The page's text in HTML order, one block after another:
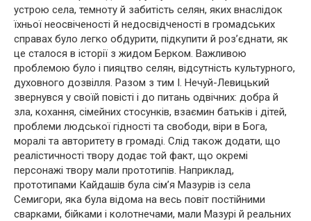
устрою села, темноту й забитість селян, яких внаслідок
їхньої неосвіченості й недосвідченості в громадських
справах було легко обдурити, підкупити й роз’єднати, як
це сталося в історії з жидом Берком. Важливою
проблемою було і пияцтво селян, відсутність культурного,
духовного дозвілля. Разом з тим І. Нечуй-Левицький
звернувся у своїй повісті і до питань одвічних: добра й
зла, кохання, сімейних стосунків, взаємин батьків і дітей,
проблеми людської гідності та свободи, віри в Бога,
моралі та авторитету в громаді. Слід також додати, що
реалістичності твору додає той факт, що окремі
персонажі твору мали прототипів. Наприклад,
прототипами Кайдашів була сім’я Мазурів із села
Семигори, яка була відома на весь повіт постійними
сварками, бійками і колотнечами, мали Мазурі й реальних